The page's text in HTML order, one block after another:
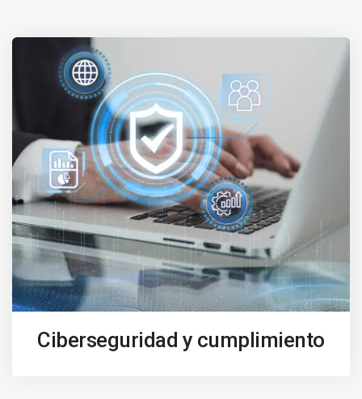
Ciberseguridad y cumplimiento